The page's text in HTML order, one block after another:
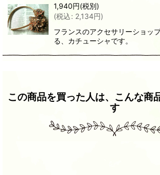
1,940円(税別)
(税込: 2,134円)
フランスのアクセサリーショッ
る、カチューシャです。
この商品を買った人は、こんな商
す